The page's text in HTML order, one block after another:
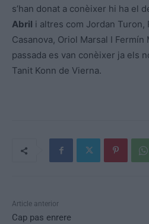
s’han donat a conèixer hi ha el
Abril i altres com Jordan Turon,
Casanova, Oriol Marsal I Fermín
passada es van conèixer ja els
Tanit Konn de Vierna.
Article anterior
Cap pas enrere